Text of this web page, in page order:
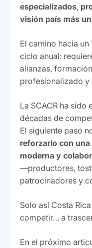
especializados,
visión país más
El camino hacia
ciclo anual:
alianzas,
profesionalizado
La SCACR ha sido
décadas de
El siguiente paso
reforzarlo con
moderna y
—productores,
patrocinadores y
Solo así Costa
competir… a
En el próximo